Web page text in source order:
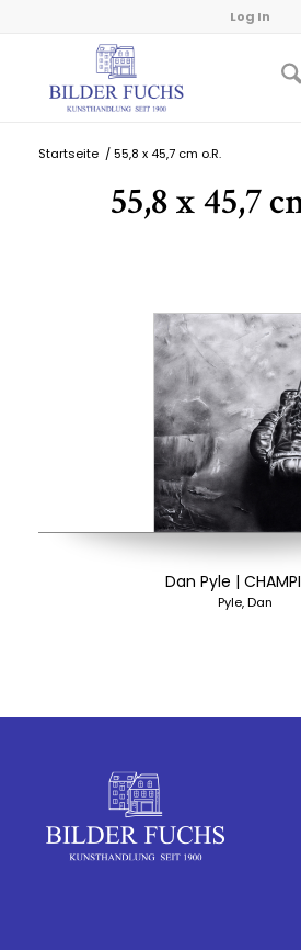
Log In
Startseite / 55,8 x 45,7 cm o.R.
55,8 x 45,7
Dan Pyle |
Pyle, Dan